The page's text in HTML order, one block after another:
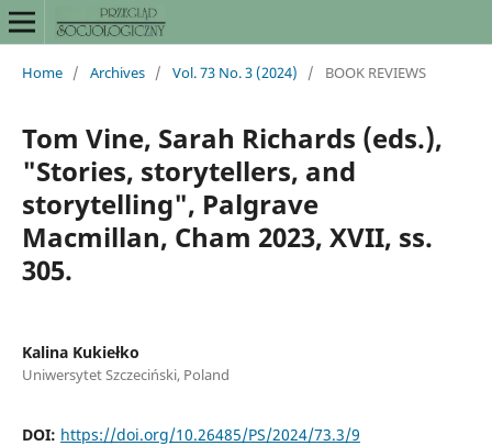
Home / Archives / Vol. 73 No. 3 (2024) / BOOK REVIEWS
Tom Vine, Sarah Richards (eds.),
"Stories, storytellers, and
storytelling", Palgrave
Macmillan, Cham 2023, XVII, ss.
305.
Kalina Kukiełko
Uniwersytet Szczeciński, Poland
DOI: https://doi.org/10.26485/PS/2024/73.3/9